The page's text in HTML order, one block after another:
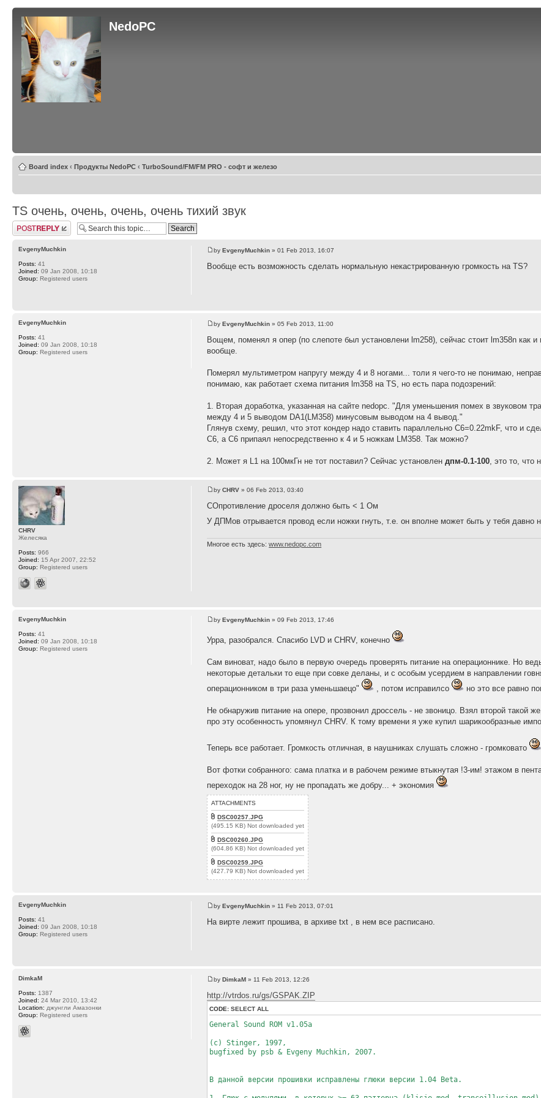
NedoPC
Board index ‹ Продукты NedoPC ‹ TurboSound/FM/FM PRO - софт и железо
TS очень, очень, очень, очень тихий звук
Post a reply
byEvgenyMuchkin » 01 Feb 2013, 16:07
Вообще есть возможность сделать нормальную некастрированную громкость на TS?
EvgenyMuchkin
Posts: 41
Joined: 09 Jan 2008, 10:18
Group: Registered users
byEvgenyMuchkin » 05 Feb 2013, 11:00
Вощем, поменял я опер (по слепоте был установлени lm258), сейчас стоит lm358n как
вообще.
Померял мультиметром напругу между 4 и 8 ногами... толи я чего-то не понимаю,
понимаю, как работает схема питания lm358 на TS, но есть пара подозрений:
1. Вторая доработка, указанная на сайте nedopc. "Для уменьшения помех в звуковом
между 4 и 5 выводом DA1(LM358) минусовым выводом на 4 вывод."
Глянув схему, решил, что этот кондер надо ставить параллельно C6=0.22mkF, что и
C6, а C6 припаял непосредственно к 4 и 5 ножкам LM358. Так можно?
2. Может я L1 на 100мкГн не тот поставил? Сейчас установлендпм-0.1-100 , это то,
EvgenyMuchkin
Posts: 41
Joined: 09 Jan 2008, 10:18
Group: Registered users
byCHRV » 06 Feb 2013, 03:40
СОпротивление дроселя должно быть < 1 Ом
У ДПМов отрывается провод если ножки гнуть, т.е. он вполне может быть у тебя давно
Многое есть здесь:www.nedopc.com
CHRV
Желесяка
Posts: 966
Joined: 15 Apr 2007, 22:52
Group: Registered users
byEvgenyMuchkin » 09 Feb 2013, 17:46
Урра, разобрался. Спасибо LVD и CHRV, конечно
Сам виноват, надо было в первую очередь проверять питание на операционнике. Но
некоторые детальки то еще при совке деланы, и с особым усердием в направлении
операционником в три раза уменьшаецо"
, потом исправилсо но это все равно
Не обнаружив питание на опере, прозвонил дроссель - не звоницо. Взял второй такой
про эту особенность упомянул CHRV. К тому времени я уже купил шарикообразные
Теперь все работает. Громкость отличная, в наушниках слушать сложно - громковато
Вот фотки собранного: сама платка и в рабочем режиме втыкнутая !3-им! этажом в
переходок на 28 ног, ну не пропадать же добру... + экономия
ATTACHMENTS
DSC00257.JPG
(495.15 KB) Not downloaded yet
DSC00260.JPG
(604.86 KB) Not downloaded yet
DSC00259.JPG
(427.79 KB) Not downloaded yet
EvgenyMuchkin
Posts: 41
Joined: 09 Jan 2008, 10:18
Group: Registered users
byEvgenyMuchkin » 11 Feb 2013, 07:01
На вирте лежит прошива, в архиве txt , в нем все расписано.
EvgenyMuchkin
Posts: 41
Joined: 09 Jan 2008, 10:18
Group: Registered users
byDimkaM » 11 Feb 2013, 12:26
http://vtrdos.ru/gs/GSPAK.ZIP
CODE:SELECT ALL
General Sound ROM v1.05a
(с) Stinger, 1997,
bugfixed by psb & Evgeny Muchkin, 2007.
В данной версии прошивки исправлены глюки версии 1.04 Beta.
DimkaM
Posts: 1387
Joined: 24 Mar 2010, 13:42
Location: джунгли Амазонки
Group: Registered users